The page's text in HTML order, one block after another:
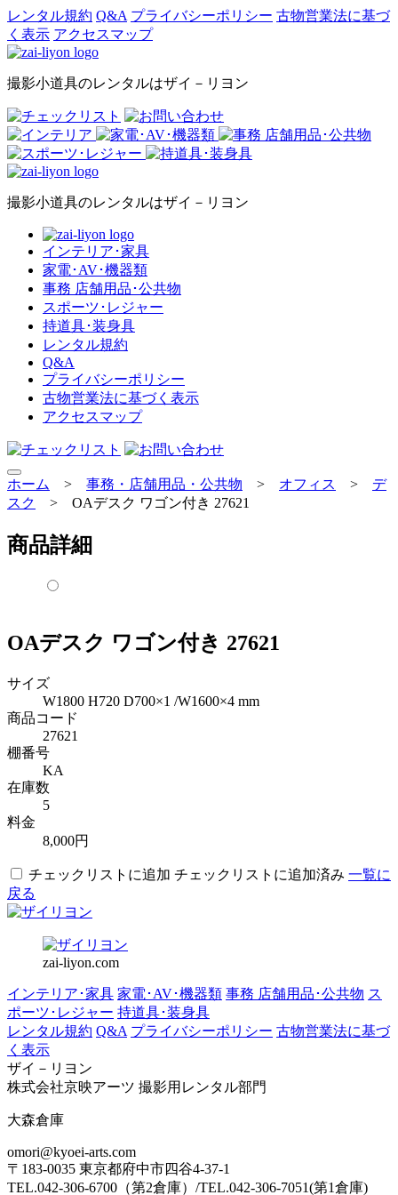
レンタル規約 Q&A プライバシーポリシー 古物営業法に基づ
く表示 アクセスマップ
撮影小道具のレンタルはザイ－リヨン
撮影小道具のレンタルはザイ－リヨン
インテリア･家具
家電･AV･機器類
事務 店舗用品･公共物
スポーツ･レジャー
持道具･装身具
レンタル規約
Q&A
プライバシーポリシー
古物営業法に基づく表示
アクセスマップ
ホーム > 事務・店舗用品・公共物 > オフィス >
デ
スク
> OAデスク ワゴン付き 27621
商品詳細
OAデスク ワゴン付き 27621
サイズ
W1800 H720 D700×1 /W1600×4 mm
商品コード
27621
棚番号
KA
在庫数
5
料金
8,000円
チェックリストに追加 チェックリストに追加済み 一覧に
戻る
zai-liyon.com
インテリア･家具 家電･AV･機器類 事務 店舗用品･公共物 ス
ポーツ･レジャー 持道具･装身具
レンタル規約 Q&A プライバシーポリシー 古物営業法に基づ
く表示
ザイ－リヨン
株式会社京映アーツ 撮影用レンタル部門
大森倉庫
omori@kyoei-arts.com
〒183-0035 東京都府中市四谷4-37-1
TEL.042-306-6700（第2倉庫）/TEL.042-306-7051(第1倉庫)